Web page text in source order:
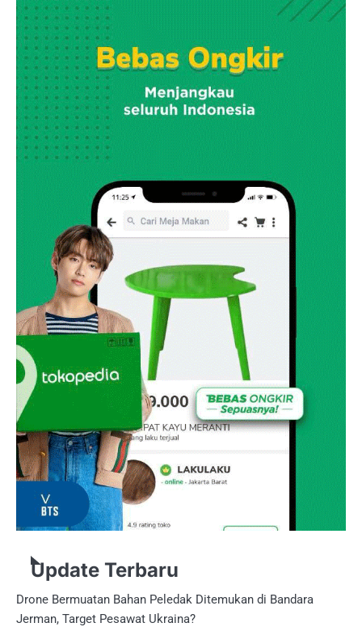
Update Terbaru
Drone Bermuatan Bahan Peledak Ditemukan di Bandara
Jerman, Target Pesawat Ukraina?